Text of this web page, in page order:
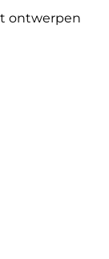
ontwerpen